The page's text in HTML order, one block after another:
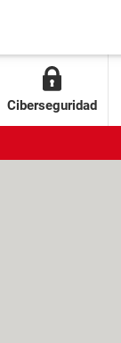
Ciberseguridad